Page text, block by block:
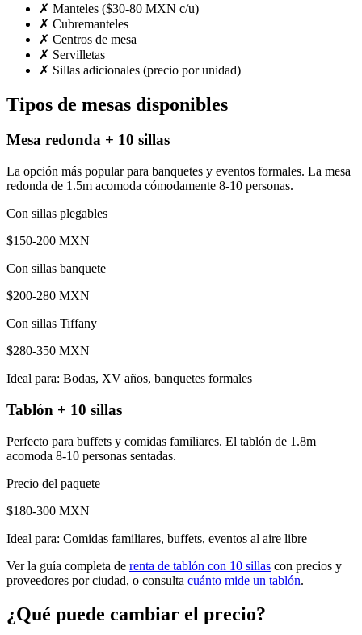
✗ Manteles ($30-80 MXN c/u)
✗ Cubremanteles
✗ Centros de mesa
✗ Servilletas
✗ Sillas adicionales (precio por unidad)
Tipos de mesas disponibles
Mesa redonda + 10 sillas
La opción más popular para banquetes y eventos formales. La mesa
redonda de 1.5m acomoda cómodamente 8-10 personas.
Con sillas plegables
$150-200 MXN
Con sillas banquete
$200-280 MXN
Con sillas Tiffany
$280-350 MXN
Ideal para: Bodas, XV años, banquetes formales
Tablón + 10 sillas
Perfecto para buffets y comidas familiares. El tablón de 1.8m
acomoda 8-10 personas sentadas.
Precio del paquete
$180-300 MXN
Ideal para: Comidas familiares, buffets, eventos al aire libre
Ver la guía completa de renta de tablón con 10 sillas con precios y
proveedores por ciudad, o consulta cuánto mide un tablón.
¿Qué puede cambiar el precio?